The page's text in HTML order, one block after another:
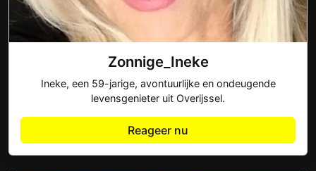
Zonnige_Ineke
Ineke, een 59-jarige, avontuurlijke en ondeugende
levensgenieter uit Overijssel.
Reageer nu